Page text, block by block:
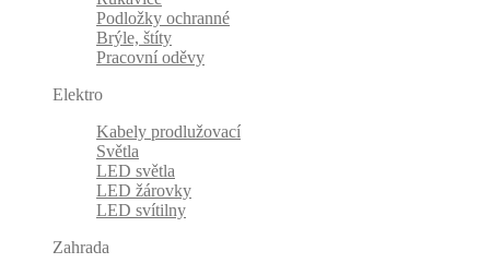
Podložky ochranné
Brýle, štíty
Pracovní oděvy
Elektro
Kabely prodlužovací
Světla
LED světla
LED žárovky
LED svítilny
Zahrada